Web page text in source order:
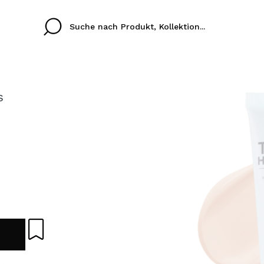
Ich habe hier kein
ICH
Durch die Erstellung
Einkäufe schnell
ESPAÑOL
colori